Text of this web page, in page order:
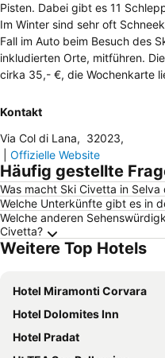
Pisten. Dabei gibt es 11
Im Winter sind sehr oft
Fall im Auto beim Besuch des
inkludierten Orte, mitführen.
cirka 35,- €, die Wochenkarte
Kontakt
Via Col di Lana, 32023,
Offizielle Website
Häufig gestellte
Was macht Ski Civetta in
Welche Unterkünfte gibt es in
Welche anderen
Civetta?
Weitere Top Hotels
Hotel Miramonti Corvara
Hotel Dolomites Inn
Hotel Pradat